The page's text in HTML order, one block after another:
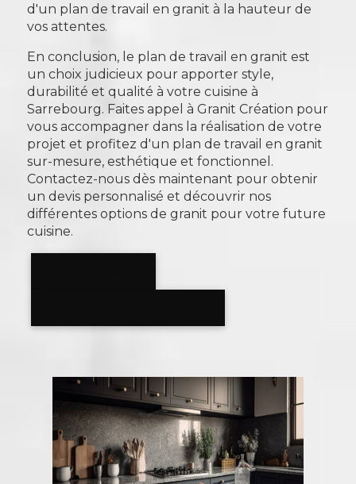
d'un plan de travail en granit à la hauteur de
vos attentes.
En conclusion, le plan de travail en granit est
un choix judicieux pour apporter style,
durabilité et qualité à votre cuisine à
Sarrebourg. Faites appel à Granit Création pour
vous accompagner dans la réalisation de votre
projet et profitez d'un plan de travail en granit
sur-mesure, esthétique et fonctionnel.
Contactez-nous dès maintenant pour obtenir
un devis personnalisé et découvrir nos
différentes options de granit pour votre future
cuisine.